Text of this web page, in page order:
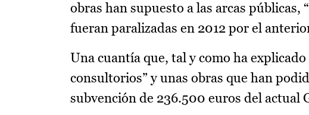
obras han supuesto a las arcas públicas,
fueran paralizadas en 2012 por el
Una cuantía que, tal y como ha
consultorios” y unas obras que han
subvención de 236.500 euros del actual